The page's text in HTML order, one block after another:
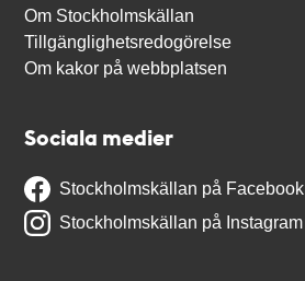
Om Stockholmskällan
Tillgänglighetsredogörelse
Om kakor på webbplatsen
Sociala medier
Stockholmskällan på Facebook
Stockholmskällan på Instagram